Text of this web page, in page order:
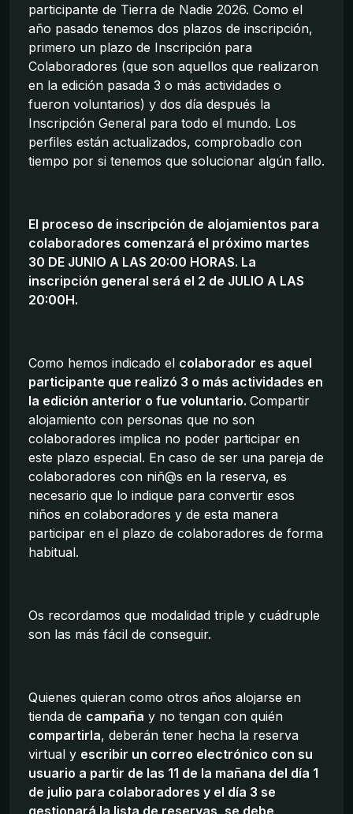
participante de Tierra de Nadie 2026. Como el
año pasado tenemos dos plazos de inscripción,
primero un plazo de Inscripción para
Colaboradores (que son aquellos que realizaron
en la edición pasada 3 o más actividades o
fueron voluntarios) y dos día después la
Inscripción General para todo el mundo. Los
perfiles están actualizados, comprobadlo con
tiempo por si tenemos que solucionar algún fallo.
El proceso de inscripción de alojamientos para
colaboradores comenzará el próximo martes
30 DE JUNIO A LAS 20:00 HORAS. La
inscripción general será el 2 de JULIO A LAS
20:00H.
Como hemos indicado el colaborador es aquel
participante que realizó 3 o más actividades en
la edición anterior o fue voluntario. Compartir
alojamiento con personas que no son
colaboradores implica no poder participar en
este plazo especial. En caso de ser una pareja de
colaboradores con niñ@s en la reserva, es
necesario que lo indique para convertir esos
niños en colaboradores y de esta manera
participar en el plazo de colaboradores de forma
habitual.
Os recordamos que modalidad triple y cuádruple
son las más fácil de conseguir.
Quienes quieran como otros años alojarse en
tienda de campaña y no tengan con quién
compartirla, deberán tener hecha la reserva
virtual y escribir un correo electrónico con su
usuario a partir de las 11 de la mañana del día 1
de julio para colaboradores y el día 3 se